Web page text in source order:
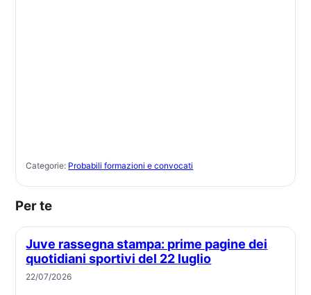
Categorie: Probabili formazioni e convocati
Per te
Juve rassegna stampa: prime pagine dei
quotidiani sportivi del 22 luglio
22/07/2026